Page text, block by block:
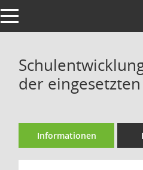
Toggle navigation
der
Informationen